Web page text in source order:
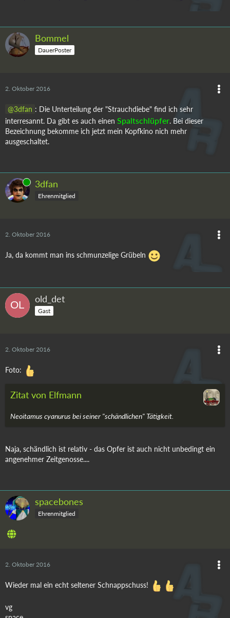
Bommel
DauerPoster
2. Oktober 2016
3dfan : Die Unterteilung der "Strauchdiebe" find ich sehr
interresannt. Da gibt es auch einen Spaltschlüpfer. Bei dieser
Bezeichnung bekomme ich jetzt mein Kopfkino nich mehr
ausgeschaltet.
Online 3dfan
Ehrenmitglied
2. Oktober 2016
Ja, da kommt man ins schmunzelige Grübeln
old_det
Gast
2. Oktober 2016
Foto:
Zitat von Elfmann
Neoitamus cyanurus bei seiner "schändlichen" Tätigkeit.
Naja, schändlich ist relativ - das Opfer ist auch nicht unbedingt ein
angenehmer Zeitgenosse....
spacebones
Ehrenmitglied
2. Oktober 2016
Wieder mal ein echt seltener Schnappschuss!
vg